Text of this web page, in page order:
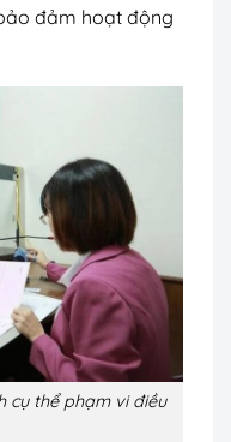
đảm hoạt động
cụ thể phạm vi điều